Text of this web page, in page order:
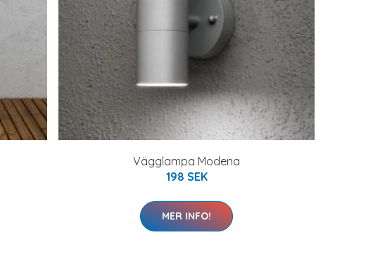
Vägglampa Modena
198 SEK
MER INFO!